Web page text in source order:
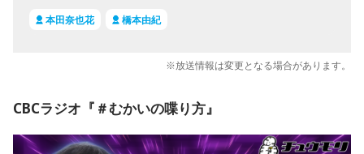
本田奈也花 橋本由紀
※放送情報は変更となる場合があります。
CBCラジオ『＃むかいの喋り方』